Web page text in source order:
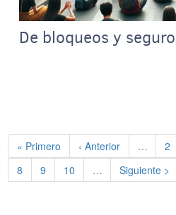
De bloqueos y
Primera página
« Primero Página anterior
‹ Anterior … 2
Página
8 Página
9 Página
10 … Siguiente
Siguiente >